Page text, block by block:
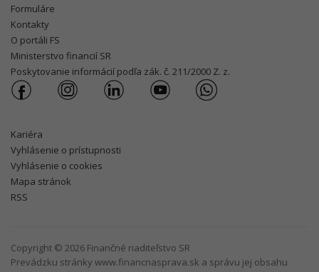
Formuláre
Kontakty
O portáli FS
Ministerstvo financií SR
Poskytovanie informácií podľa zák. č. 211/2000 Z. z.
Kariéra
Vyhlásenie o prístupnosti
Vyhlásenie o cookies
Mapa stránok
RSS
Copyright © 2026 Finančné riaditeľstvo SR
Prevádzku stránky www.financnasprava.sk a správu jej obsahu